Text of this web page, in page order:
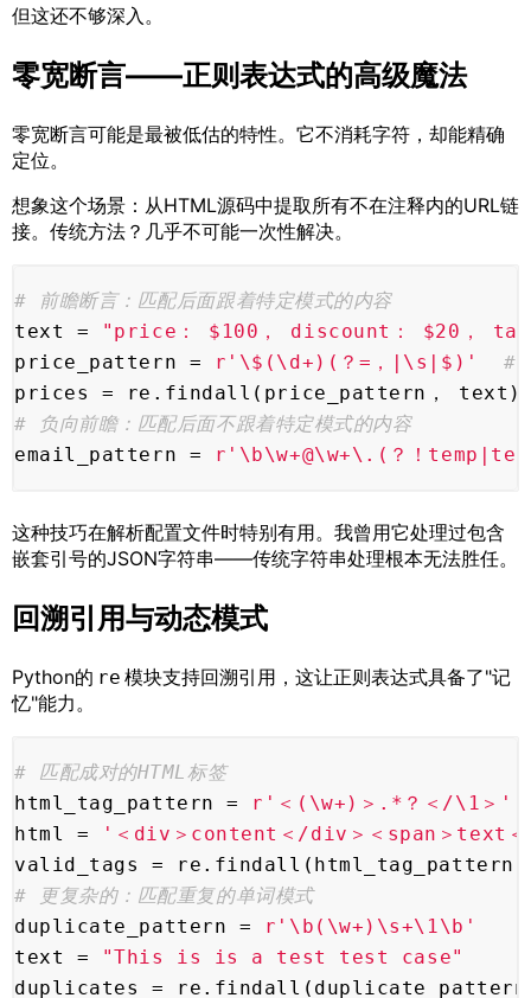
但这还不够深入。
零宽断言——正则表达式的高级魔法
零宽断言可能是最被低估的特性。它不消耗字符，却能精确
定位。
想象这个场景：从HTML源码中提取所有不在注释内的URL链
接。传统方法？几乎不可能一次性解决。
# 前瞻断言：匹配后面跟着特定模式的内容
text =
"price： $100， discount： $20， tax
price_pattern =
r'\$(\d+)(？=，|\s|$)'
#
prices = re.findall(price_pattern，
# 负向前瞻：匹配后面不跟着特定模式的内容
email_pattern =
r'\b\w+@\w+\.(？！
这种技巧在解析配置文件时特别有用。我曾用它处理过包含
嵌套引号的JSON字符串——传统字符串处理根本无法胜任。
回溯引用与动态模式
Python的 re 模块支持回溯引用，这让正则表达式具备了"记
忆"能力。
# 匹配成对的HTML标签
html_tag_pattern = r'＜(\w+)＞.*？＜/\1＞'
html =
'＜div＞content＜/div＞＜span＞text
valid_tags =
# 更复杂的：匹配重复的单词模式
duplicate_pattern =
r'\b(\w+)\s+\1\b'
text =
"This is is a test test case"
duplicates = re.findall(duplicate_pattern，